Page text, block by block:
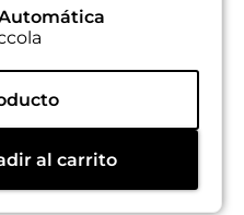
Automática
al carrito